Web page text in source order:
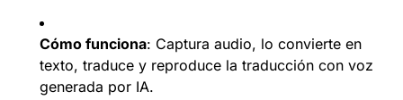
Cómo funciona: Captura audio, lo convierte en
texto, traduce y reproduce la traducción con voz
generada por IA.